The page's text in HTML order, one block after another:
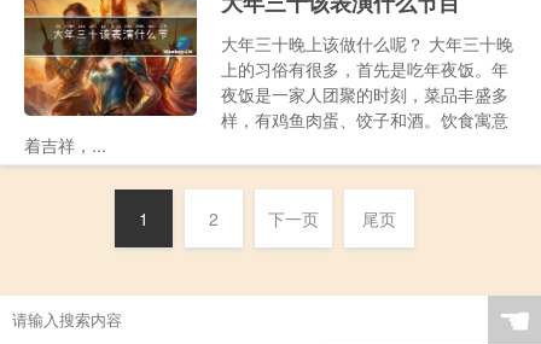
大年三十晚上该做什么呢？ 大年三十晚
上的习俗有很多，首先是吃年夜饭。年
夜饭是一家人团聚的时刻，菜品丰盛多
样，有鸡鱼肉蛋、饺子和酒。饮食寓意
着吉祥，...
1 2 下一页 尾页
☚